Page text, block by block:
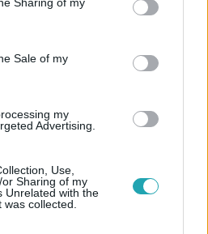
and its third-party tags to
purposes in below Google
Sale of my
my
Advertising.
Use,
Sharing of my
Unrelated with the
collected.
Krasznahorkai Lászlónak.
ünnepelték a gyulai
4:22